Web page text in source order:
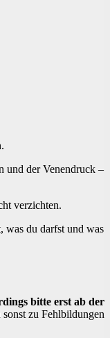
und der Venendruck –
verzichten.
was du darfst und was
bitte erst ab der
zu Fehlbildungen